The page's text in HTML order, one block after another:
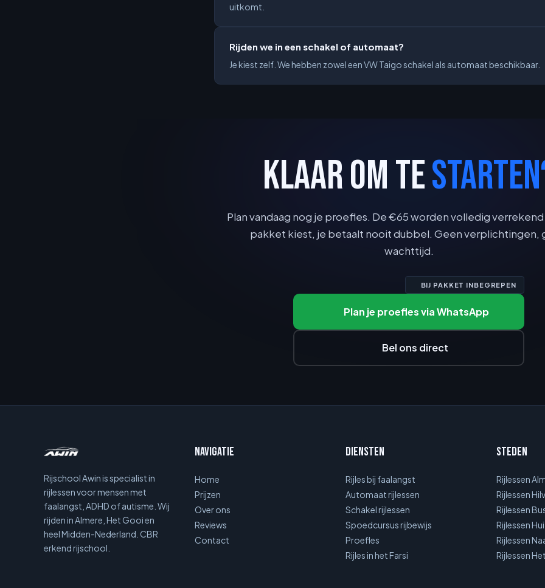
uitkomt.
Rijden we in een schakel of automaat?
Je kiest zelf. We hebben zowel een VW Taigo schakel als automaat beschikbaar.
KLAAR OM TE
Plan vandaag nog je proefles. De €65 worden volledig verrekend
pakket kiest, je betaalt nooit dubbel. Geen verplichtingen,
wachttijd.
BIJ PAKKET INBEGREPEN
Plan je proefles via WhatsApp
Bel ons direct
Rijschool Awin is specialist in
rijlessen voor mensen met
faalangst, ADHD of autisme. Wij
rijden in Almere, Het Gooi en
heel Midden-Nederland. CBR
erkend rijschool.
Navigatie
Home
Prijzen
Over ons
Reviews
Contact
Diensten
Rijles bij faalangst
Automaat rijlessen
Schakel rijlessen
Spoedcursus rijbewijs
Proefles
Rijles in het Farsi
Steden
Rijlessen
Rijlessen
Rijlessen
Rijlessen
Rijlessen
Rijlessen